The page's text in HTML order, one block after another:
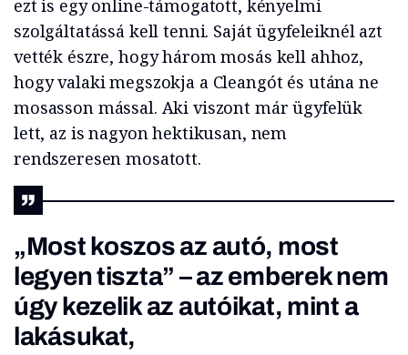
ezt is egy online-támogatott, kényelmi
szolgáltatássá kell tenni. Saját ügyfeleiknél azt
vették észre, hogy három mosás kell ahhoz,
hogy valaki megszokja a Cleangót és utána ne
mosasson mással. Aki viszont már ügyfelük
lett, az is nagyon hektikusan, nem
rendszeresen mosatott.
„Most koszos az autó, most
legyen tiszta” – az emberek nem
úgy kezelik az autóikat, mint a
lakásukat,